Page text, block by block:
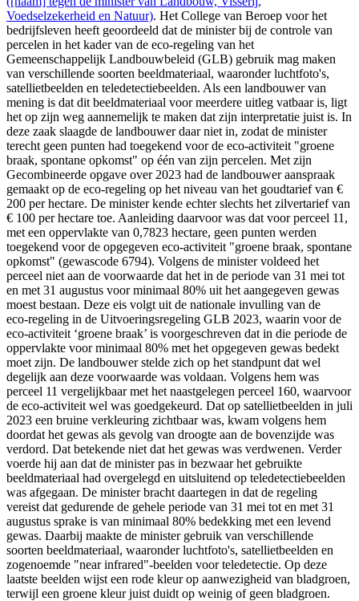
Voedselzekerheid en Natuur). Het College van Beroep voor het
bedrijfsleven heeft geoordeeld dat de minister bij de controle van
percelen in het kader van de eco-regeling van het
Gemeenschappelijk Landbouwbeleid (GLB) gebruik mag maken
van verschillende soorten beeldmateriaal, waaronder luchtfoto's,
satellietbeelden en teledetectiebeelden. Als een landbouwer van
mening is dat dit beeldmateriaal voor meerdere uitleg vatbaar is, ligt
het op zijn weg aannemelijk te maken dat zijn interpretatie juist is. In
deze zaak slaagde de landbouwer daar niet in, zodat de minister
terecht geen punten had toegekend voor de eco-activiteit "groene
braak, spontane opkomst" op één van zijn percelen. Met zijn
Gecombineerde opgave over 2023 had de landbouwer aanspraak
gemaakt op de eco-regeling op het niveau van het goudtarief van €
200 per hectare. De minister kende echter slechts het zilvertarief van
€ 100 per hectare toe. Aanleiding daarvoor was dat voor perceel 11,
met een oppervlakte van 0,7823 hectare, geen punten werden
toegekend voor de opgegeven eco-activiteit "groene braak, spontane
opkomst" (gewascode 6794). Volgens de minister voldeed het
perceel niet aan de voorwaarde dat het in de periode van 31 mei tot
en met 31 augustus voor minimaal 80% uit het aangegeven gewas
moest bestaan. Deze eis volgt uit de nationale invulling van de
eco‑regeling in de Uitvoeringsregeling GLB 2023, waarin voor de
eco‑activiteit ‘groene braak’ is voorgeschreven dat in die periode de
oppervlakte voor minimaal 80% met het opgegeven gewas bedekt
moet zijn. De landbouwer stelde zich op het standpunt dat wel
degelijk aan deze voorwaarde was voldaan. Volgens hem was
perceel 11 vergelijkbaar met het naastgelegen perceel 160, waarvoor
de eco-activiteit wel was goedgekeurd. Dat op satellietbeelden in juli
2023 een bruine verkleuring zichtbaar was, kwam volgens hem
doordat het gewas als gevolg van droogte aan de bovenzijde was
verdord. Dat betekende niet dat het gewas was verdwenen. Verder
voerde hij aan dat de minister pas in bezwaar het gebruikte
beeldmateriaal had overgelegd en uitsluitend op teledetectiebeelden
was afgegaan. De minister bracht daartegen in dat de regeling
vereist dat gedurende de gehele periode van 31 mei tot en met 31
augustus sprake is van minimaal 80% bedekking met een levend
gewas. Daarbij maakte de minister gebruik van verschillende
soorten beeldmateriaal, waaronder luchtfoto's, satellietbeelden en
zogenoemde "near infrared"-beelden voor teledetectie. Op deze
laatste beelden wijst een rode kleur op aanwezigheid van bladgroen,
terwijl een groene kleur juist duidt op weinig of geen bladgroen.